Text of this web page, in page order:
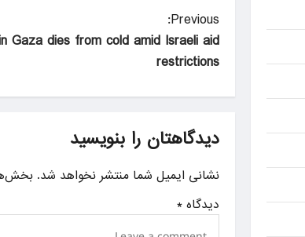
P
o
t
n
a
i
Previous:
Gaza dies from cold amid Israeli aid
restrictions
دیدگاهتان را بنویسید
نشانی ایمیل شما منتشر نخواهد شد.
دیدگاه*